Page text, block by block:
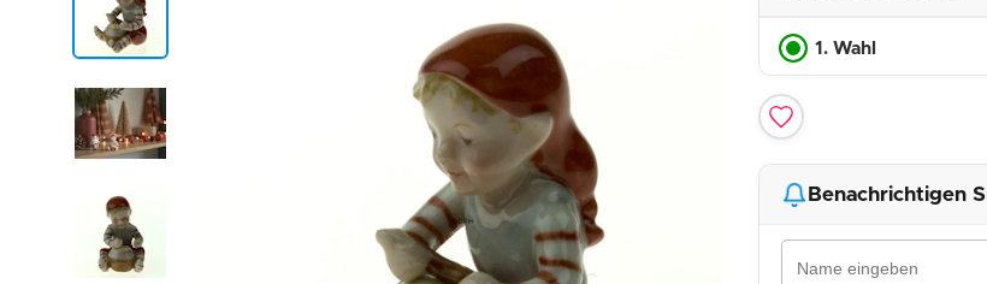
1. Wahl
Benachrichtigen